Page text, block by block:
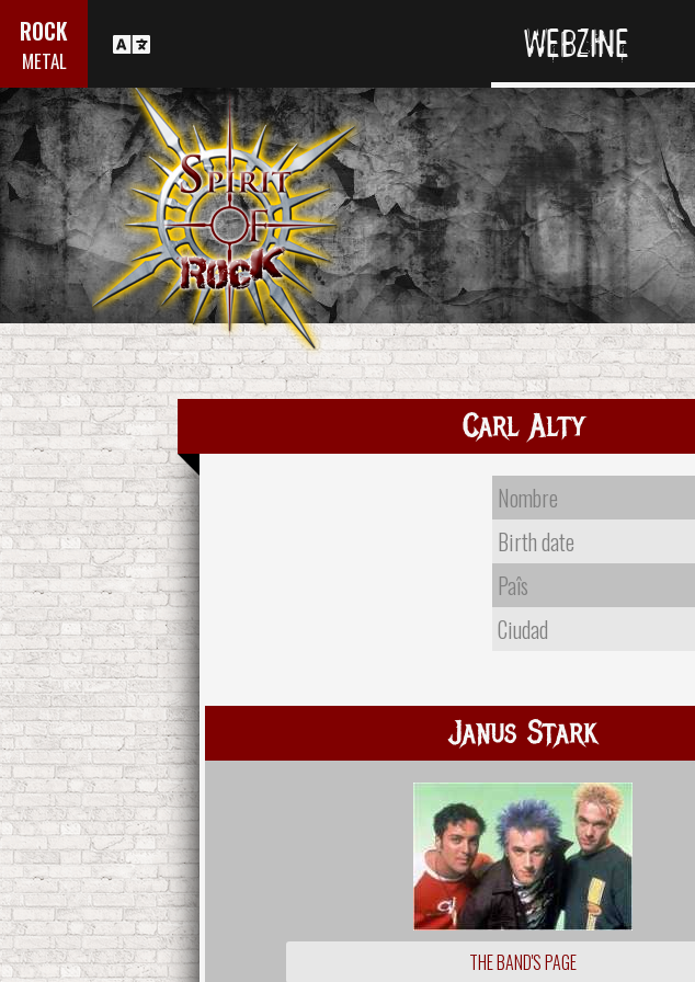
ROCK
METAL WEBZINE
Carl Alty
Nombre
Birth date
Paîs
Ciudad
Janus Stark
THE BAND'S PAGE